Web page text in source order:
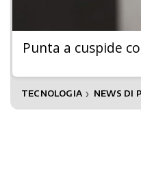
Punta a cuspide
TECNOLOGIA ❯ NEWS DI